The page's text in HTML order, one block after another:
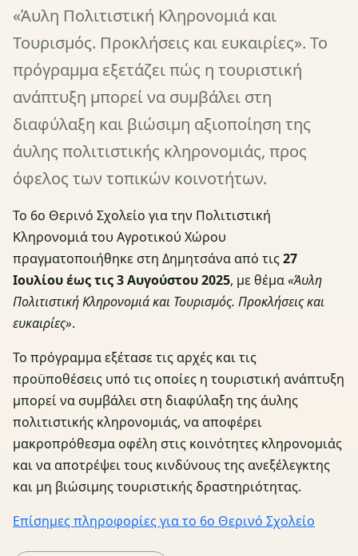
«Άυλη Πολιτιστική Κληρονομιά και
Τουρισμός. Προκλήσεις και ευκαιρίες». Το
πρόγραμμα εξετάζει πώς η τουριστική
ανάπτυξη μπορεί να συμβάλει στη
διαφύλαξη και βιώσιμη αξιοποίηση της
άυλης πολιτιστικής κληρονομιάς, προς
όφελος των τοπικών κοινοτήτων.
Το 6ο Θερινό Σχολείο για την Πολιτιστική
Κληρονομιά του Αγροτικού Χώρου
πραγματοποιήθηκε στη Δημητσάνα από τις27
Ιουλίου έως τις 3 Αυγούστου 2025, με θέμα«Άυλη
Πολιτιστική Κληρονομιά και Τουρισμός. Προκλήσεις και
ευκαιρίες».
Το πρόγραμμα εξέτασε τις αρχές και τις
προϋποθέσεις υπό τις οποίες η τουριστική ανάπτυξη
μπορεί να συμβάλει στη διαφύλαξη της άυλης
πολιτιστικής κληρονομιάς, να αποφέρει
μακροπρόθεσμα οφέλη στις κοινότητες κληρονομιάς
και να αποτρέψει τους κινδύνους της ανεξέλεγκτης
και μη βιώσιμης τουριστικής δραστηριότητας.
Επίσημες πληροφορίες για το 6ο Θερινό Σχολείο